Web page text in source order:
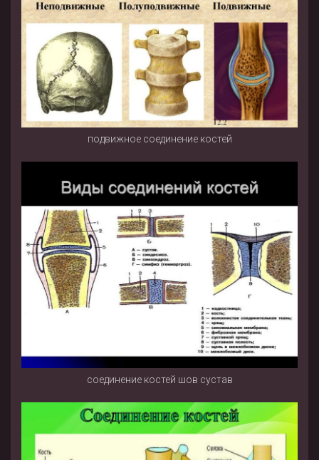
подвижное соединение костей
соединение костей шов сустав